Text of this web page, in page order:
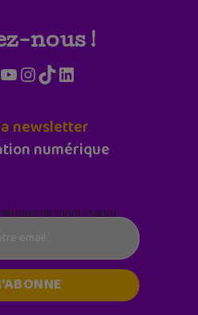
nous !
YouTube
Instagram
TikTokLinkedIn
newsletter
numérique
(le lundi matin)